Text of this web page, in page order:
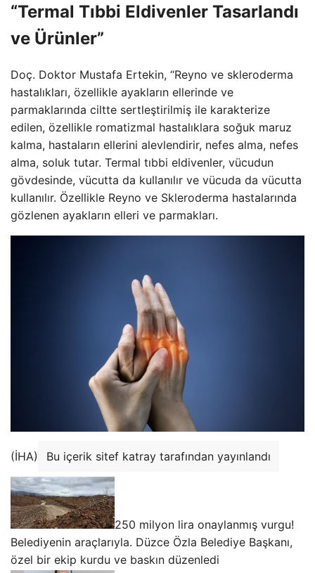
“Termal Tıbbi Eldivenler Tasarlandı
ve Ürünler”
Doç. Doktor Mustafa Ertekin, “Reyno ve skleroderma
hastalıkları, özellikle ayakların ellerinde ve
parmaklarında ciltte sertleştirilmiş ile karakterize
edilen, özellikle romatizmal hastalıklara soğuk maruz
kalma, hastaların ellerini alevlendirir, nefes alma, nefes
alma, soluk tutar. Termal tıbbi eldivenler, vücudun
gövdesinde, vücutta da kullanılır ve vücuda da vücutta
kullanılır. Özellikle Reyno ve Skleroderma hastalarında
gözlenen ayakların elleri ve parmakları.
(İHA) Bu içerik sitef katray tarafından yayınlandı
250 milyon lira onaylanmış vurgu!
Belediyenin araçlarıyla. Düzce Özla Belediye Başkanı,
özel bir ekip kurdu ve baskın düzenledi